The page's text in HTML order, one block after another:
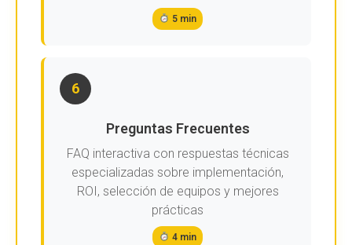
5 min
6
Preguntas Frecuentes
FAQ interactiva con respuestas técnicas
especializadas sobre implementación,
ROI, selección de equipos y mejores
prácticas
4 min